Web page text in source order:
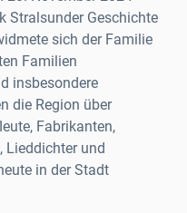
Stralsunder Geschichte
sich der Familie
Familien
insbesondere
die Region über
Fabrikanten,
Lieddichter und
in der Stadt